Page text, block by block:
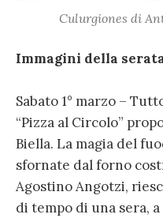
Culurgiones di
Immagini della
Sabato 1° marzo –
“Pizza al Circolo”
Biella. La magia del
sfornate dal forno
Agostino Angotzi,
di tempo di una sera,